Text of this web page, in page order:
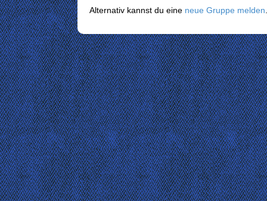
Alternativ kannst du eine neue Gruppe melden